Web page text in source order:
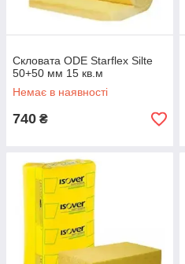
Скловата ODE Starflex Silte
50+50 мм 15 кв.м
Немає в наявності
740 ₴